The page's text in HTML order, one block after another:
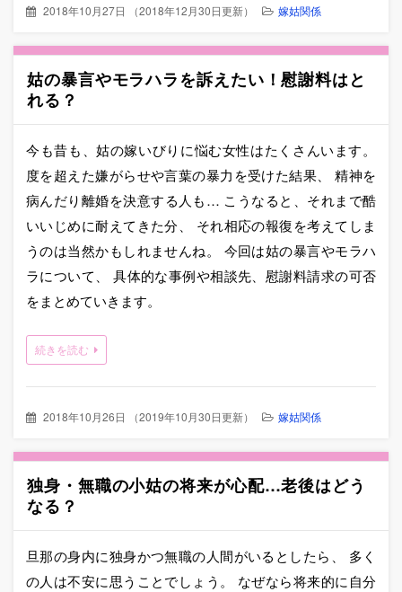
2018年10月27日 （2018年12月30日更新） 嫁姑関係
姑の暴言やモラハラを訴えたい！慰謝料はと
れる？
今も昔も、姑の嫁いびりに悩む女性はたくさんいます。
度を超えた嫌がらせや言葉の暴力を受けた結果、 精神を
病んだり離婚を決意する人も… こうなると、それまで酷
いいじめに耐えてきた分、 それ相応の報復を考えてしま
うのは当然かもしれませんね。 今回は姑の暴言やモラハ
ラについて、 具体的な事例や相談先、慰謝料請求の可否
をまとめていきます。
続きを読む
2018年10月26日 （2019年10月30日更新） 嫁姑関係
独身・無職の小姑の将来が心配…老後はどう
なる？
旦那の身内に独身かつ無職の人間がいるとしたら、 多く
の人は不安に思うことでしょう。 なぜなら将来的に自分